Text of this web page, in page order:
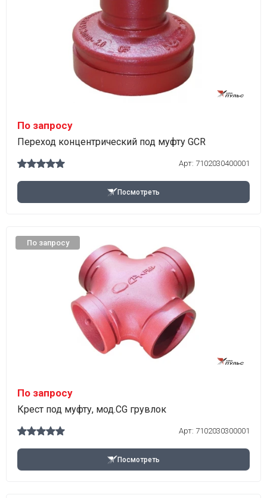
По запросу
Переход концентрический под муфту GCR
Арт: 7102030400001
Посмотреть
По запросу
По запросу
Крест под муфту, мод.CG грувлок
Арт: 7102030300001
Посмотреть